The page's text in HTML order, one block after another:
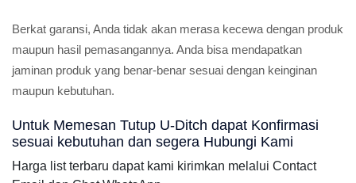
Berkat garansi, Anda tidak akan merasa kecewa dengan produk
maupun hasil pemasangannya. Anda bisa mendapatkan
jaminan produk yang benar-benar sesuai dengan keinginan
maupun kebutuhan.
Untuk Memesan Tutup U-Ditch dapat Konfirmasi
sesuai kebutuhan dan segera Hubungi Kami
Harga list terbaru dapat kami kirimkan melalui Contact